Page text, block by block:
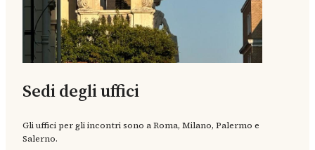
Sedi degli uffici
Gli uffici per gli incontri sono a Roma, Milano, Palermo e
Salerno.